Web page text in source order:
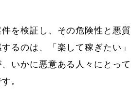
を検証し、その危険性と悪質
るのは、「楽して稼ぎたい」
いかに悪意ある人々にとって
。